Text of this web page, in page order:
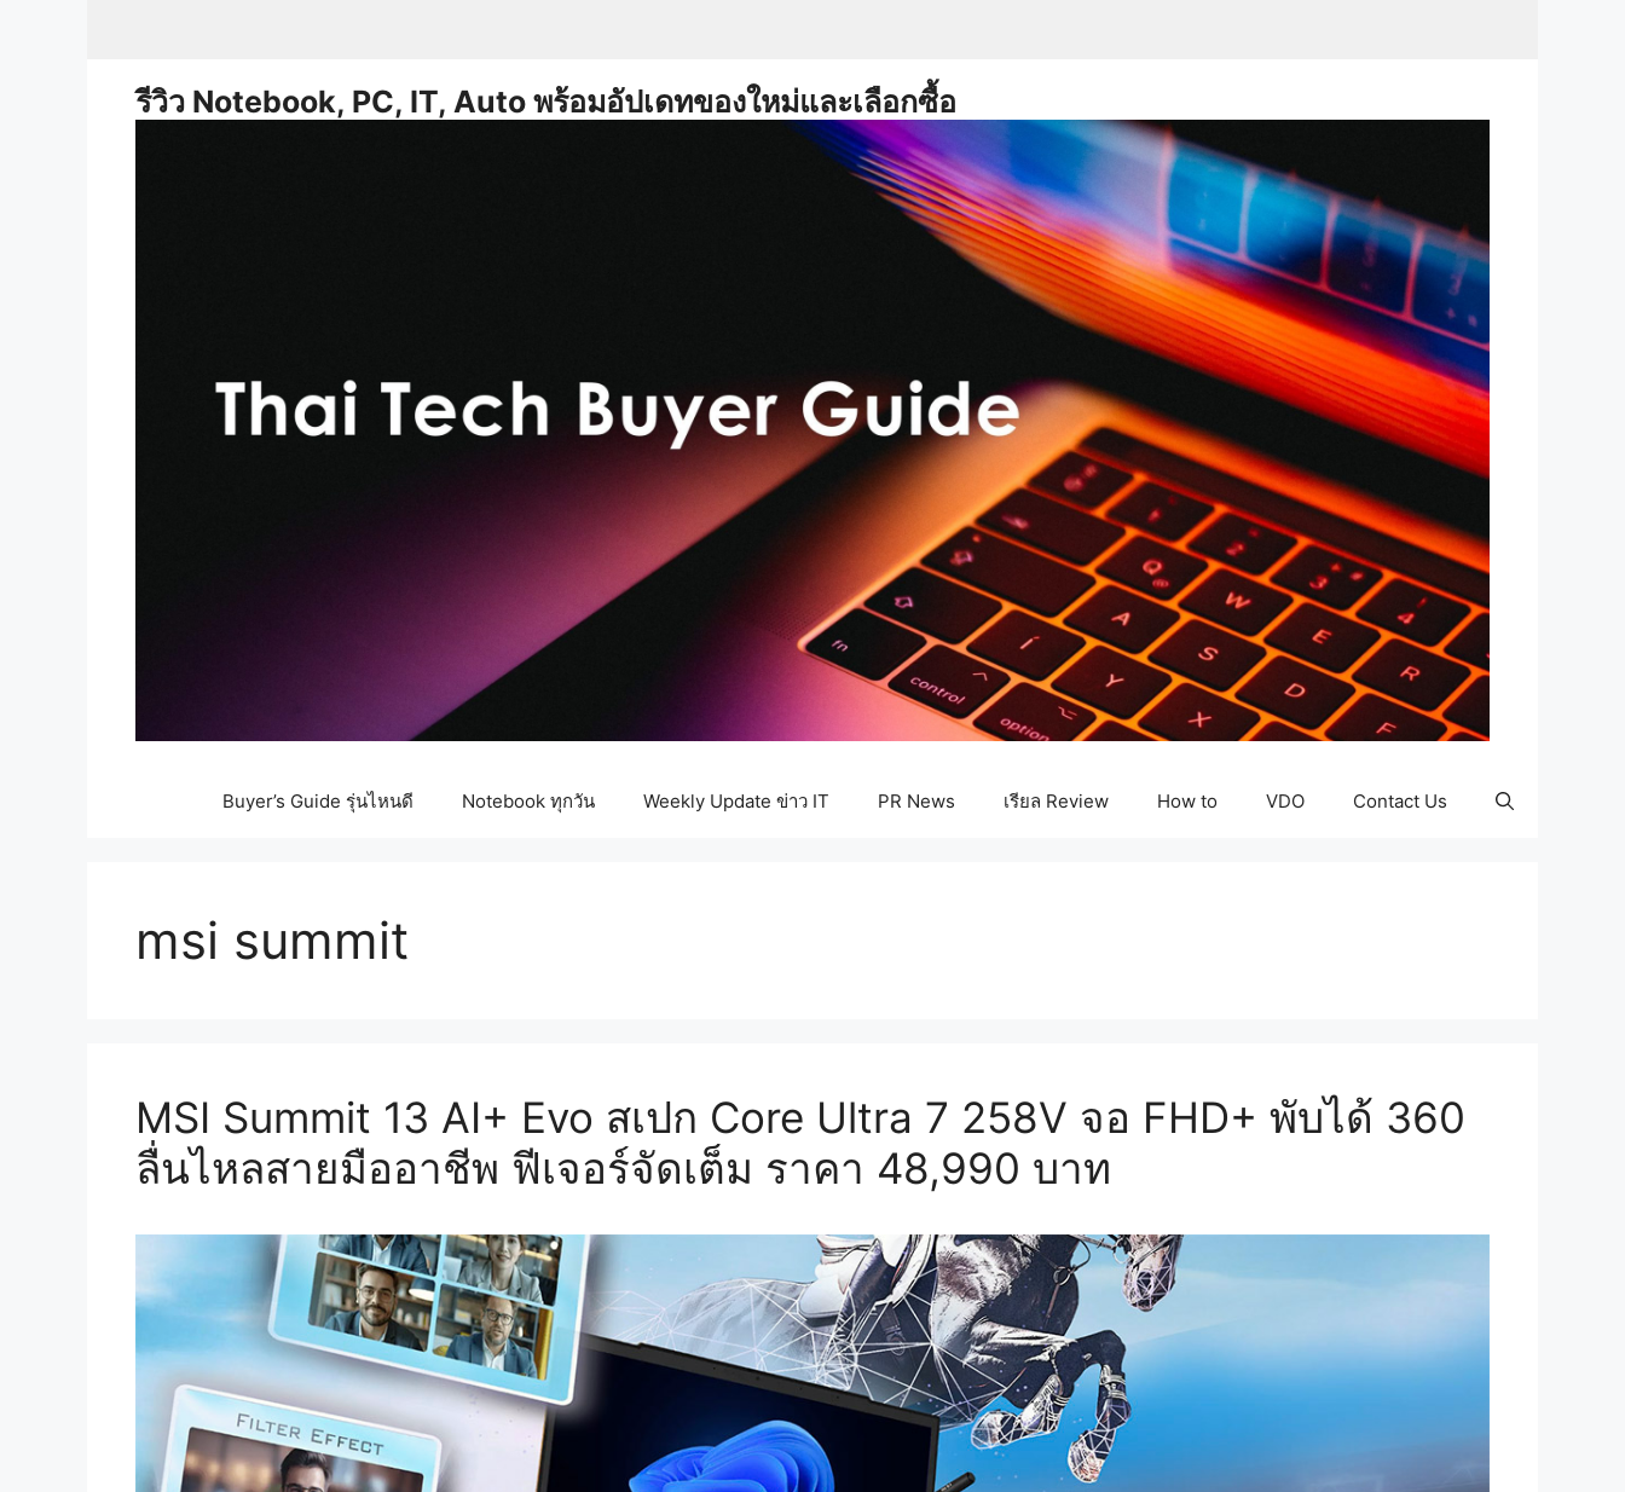
รีวิว Notebook, PC, IT, Auto พร้อมอัปเดทของใหม่และเลือกซื้อ
Buyer’s Guide รุ่นไหนดี Notebook ทุกวัน Weekly Update ข่าว IT PR News เรียล Review How to VDO Contact Us
msi summit
MSI Summit 13 AI+ Evo สเปก Core Ultra 7 258V จอ FHD+ พับได้ 360
ลื่นไหลสายมืออาชีพ ฟีเจอร์จัดเต็ม ราคา 48,990 บาท